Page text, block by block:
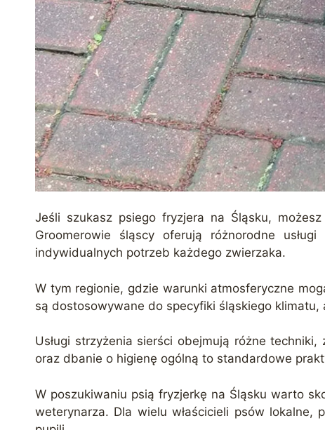
Jeśli szukasz psiego fryzjera na Śląsku,
Groomerowie śląscy oferują różnorodne
indywidualnych potrzeb każdego zwierzaka.
W tym regionie, gdzie warunki atmosferyczne
są dostosowywane do specyfiki śląskiego
Usługi strzyżenia sierści obejmują różne
oraz dbanie o higienę ogólną to standardowe
W poszukiwaniu psią fryzjerkę na Śląsku warto
weterynarza. Dla wielu właścicieli psów lokalne,